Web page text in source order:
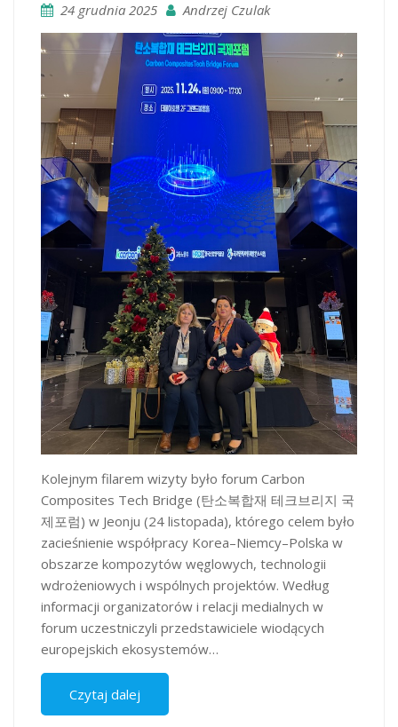
24 grudnia 2025 Andrzej Czulak
Kolejnym filarem wizyty było forum Carbon
Composites Tech Bridge (탄소복합재 테크브리지 국
제포럼) w Jeonju (24 listopada), którego celem było
zacieśnienie współpracy Korea–Niemcy–Polska w
obszarze kompozytów węglowych, technologii
wdrożeniowych i wspólnych projektów. Według
informacji organizatorów i relacji medialnych w
forum uczestniczyli przedstawiciele wiodących
europejskich ekosystemów…
Czytaj dalej